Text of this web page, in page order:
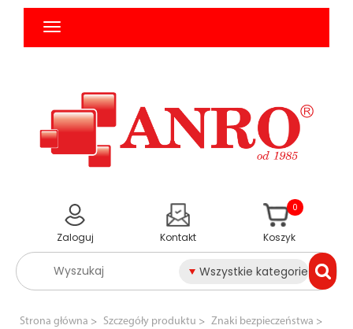
Wszystkie kategorie
Zaloguj Kontakt Koszyk
0
Strona główna Szczegóły produktu
Znaki bezpieczeństwa